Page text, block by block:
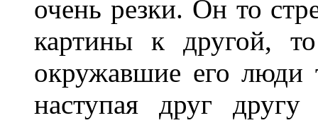
очень резки. Он то
картины к другой,
окружавшие его люди
наступая друг